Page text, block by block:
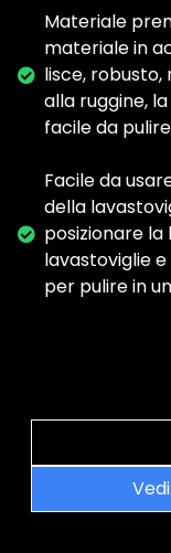
Materiale
materiale in
lisce,
alla ruggine,
facile da
Facile da
della
posizionare
lavastoviglie
per pulire in